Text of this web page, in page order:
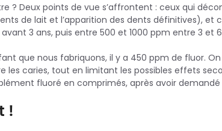
? Deux points de vue s’affrontent : ceux qui
de lait et l’apparition des dents définitives), et
3 ans, puis entre 500 et 1000 ppm entre 3 et
que nous fabriquons, il y a 450 ppm de fluor.
caries, tout en limitant les possibles effets
fluoré en comprimés, après avoir demandé
!